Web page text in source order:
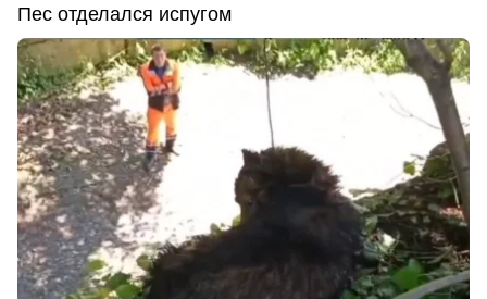
Пес отделался испугом